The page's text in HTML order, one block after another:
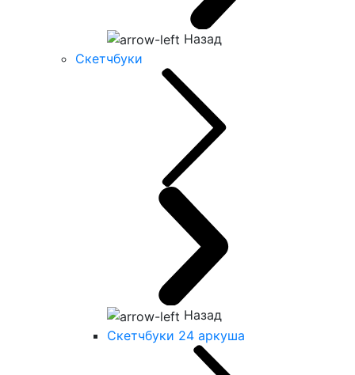
Назад
Скетчбуки
Назад
Скетчбуки 24 аркуша